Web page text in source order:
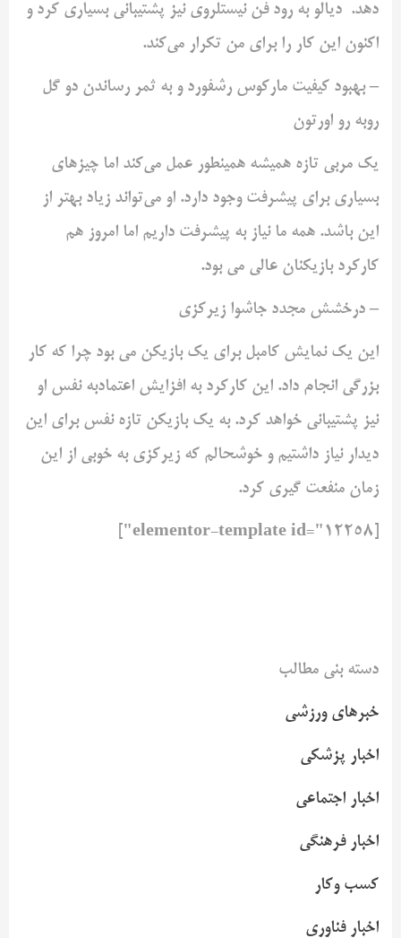
دهد. دیالو به رود فن نیستلروی نیز پشتیبانی بسیاری کرد و
اکنون این کار را برای من تکرار می‌کند.
– بهبود کیفیت مارکوس رشفورد و به ثمر رساندن دو گل
روبه رو‌ اورتون
یک مربی تازه همیشه همینطور عمل می‌کند اما چیزهای
بسیاری برای پیشرفت وجود دارد. او می‌تواند زیاد بهتر از
این باشد. همه ما نیاز به پیشرفت داریم اما امروز هم
کارکرد بازیکنان عالی می بود.
– درخشش مجدد جاشوا زیرکزی
این یک نمایش‌ کامبل برای یک بازیکن می بود چرا که کار
بزرگی انجام داد. این کارکرد به افزایش اعتمادبه نفس او
نیز پشتیبانی خواهد کرد. به یک بازیکن تازه نفس برای این
دیدار نیاز داشتیم و خوشحالم که زیرکزی به خوبی از این
زمان منفعت گیری کرد.
دسته بنی مطالب
خبرهای ورزشی
اخبار پزشکی
اخبار اجتماعی
اخبار فرهنگی
کسب وکار
اخبار فناوری